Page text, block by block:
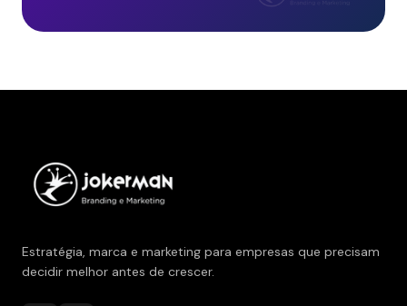
Estratégia, marca e marketing para empresas que precisam
decidir melhor antes de crescer.